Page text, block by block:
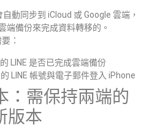
自動同步到 iCloud 或 Google 雲端，
端備份來完成資料轉移的。
：
LINE 是否已完成雲端備份
LINE 帳號與電子郵件登入 iPhone
：需保持兩端的
版本